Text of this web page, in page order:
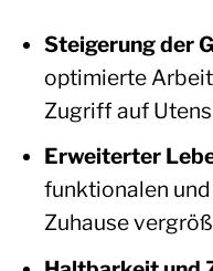
Steigerung der
optimierte
Zugriff auf
Erweiterter
funktionalen
Zuhause